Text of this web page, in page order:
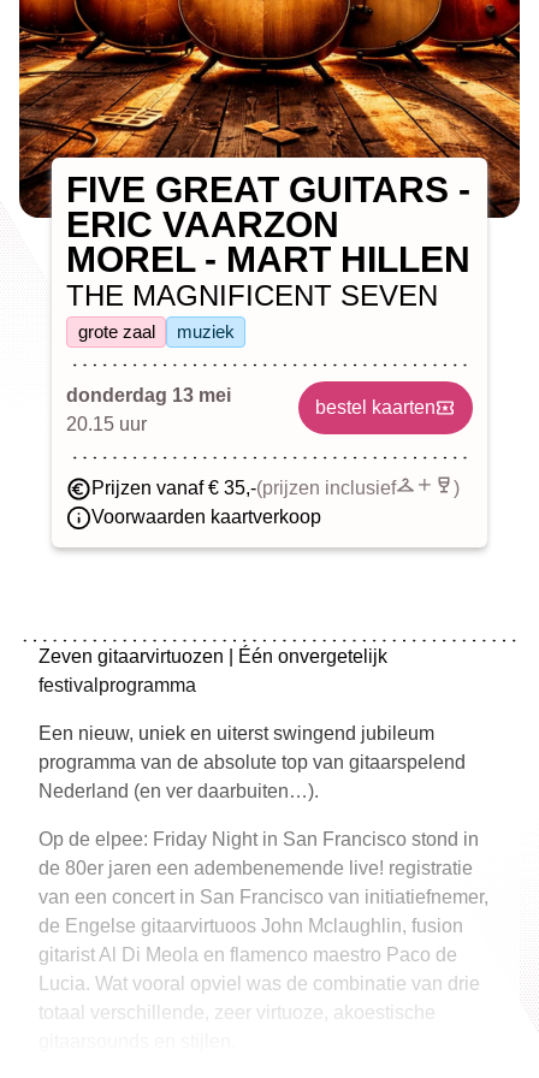
FIVE GREAT GUITARS -
ERIC VAARZON
MOREL - MART HILLEN
THE MAGNIFICENT SEVEN
grote zaal muziek
donderdag 13 mei
20.15 uur
bestel kaarten
Prijzen vanaf € 35,-(prijzen inclusief
)
Voorwaarden kaartverkoop
Zeven gitaarvirtuozen | Één onvergetelijk
festivalprogramma
Een nieuw, uniek en uiterst swingend jubileum
programma van de absolute top van gitaarspelend
Nederland (en ver daarbuiten…).
Op de elpee: Friday Night in San Francisco stond in
de 80er jaren een adembenemende live! registratie
van een concert in San Francisco van initiatiefnemer,
de Engelse gitaarvirtuoos John Mclaughlin, fusion
gitarist Al Di Meola en flamenco maestro Paco de
Lucia. Wat vooral opviel was de combinatie van drie
totaal verschillende, zeer virtuoze, akoestische